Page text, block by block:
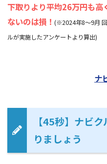
下取りより平均26万円も高
ないのは損！ (※2024年8～9月
ルが実施したアンケートより算出)
ナ
【45秒】ナビ
りましょう